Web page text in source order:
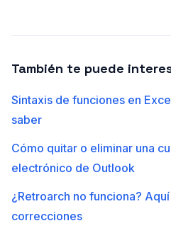
También te puede
Sintaxis de funciones en
saber
Cómo quitar o eliminar una
electrónico de Outlook
¿Retroarch no funciona?
correcciones